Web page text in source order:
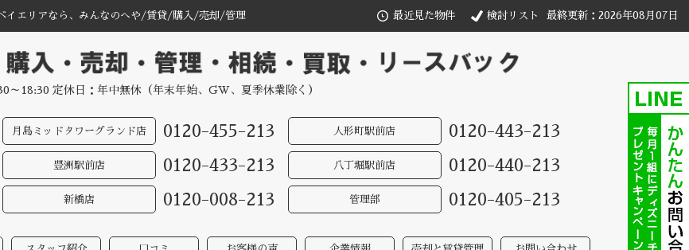
イエリアなら、みんなのへや/賃貸/購入/売却/管理 最近見た物件 検討リスト 最終更新：2026年08月07日
～18:30 定休日：年中無休（年末年始、GW、夏季休業除く）
月島ミッドタワーグランド店 0120-455-213 人形町駅前店 0120-443-213
豊洲駅前店 0120-433-213 八丁堀駅前店 0120-440-213
新橋店 0120-008-213 管理部 0120-405-213